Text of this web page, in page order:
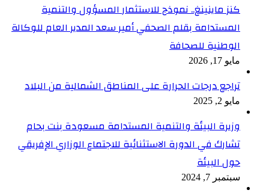
كنز ماينينغ.. نموذج للاستثمار المسؤول والتنمية
المستدامة بقلم الصحفي أمير سعد المدير العام للوكالة
الوطنية للصحافة
مايو 17, 2026
تراجع درجات الحرارة على المناطق الشمالية من البلاد
مايو 2, 2025
وزيرة البيئة والتنمية المستدامة مسعودة بنت بحام
تشارك في الدورة الاستثنائية للاجتماع الوزاري الإفريقي
حول البيئة
سبتمبر 7, 2024